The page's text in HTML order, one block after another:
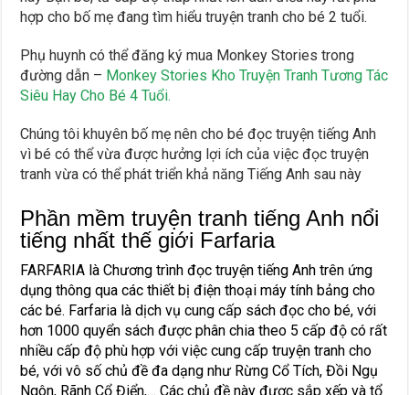
hợp cho bố mẹ đang tìm hiểu truyện tranh cho bé 2 tuổi.
Phụ huynh có thể đăng ký mua Monkey Stories trong
đường dẫn – Monkey Stories Kho Truyện Tranh Tương Tác
Siêu Hay Cho Bé 4 Tuổi.
Chúng tôi khuyên bố mẹ nên cho bé đọc truyện tiếng Anh
vì bé có thể vừa được hưởng lợi ích của việc đọc truyện
tranh vừa có thể phát triển khả năng Tiếng Anh sau này
Phần mềm truyện tranh tiếng Anh nổi
tiếng nhất thế giới Farfaria
FARFARIA là Chương trình đọc truyện tiếng Anh trên ứng
dụng thông qua các thiết bị điện thoại máy tính bảng cho
các bé. Farfaria là dịch vụ cung cấp sách đọc cho bé, với
hơn 1000 quyển sách được phân chia theo 5 cấp độ có rất
nhiều cấp độ phù hợp với việc cung cấp truyện tranh cho
bé, với vô số chủ đề đa dạng như Rừng Cổ Tích, Đồi Ngụ
Ngôn, Rãnh Cổ Điển,… Các chủ đề này được sắp xếp và tổ